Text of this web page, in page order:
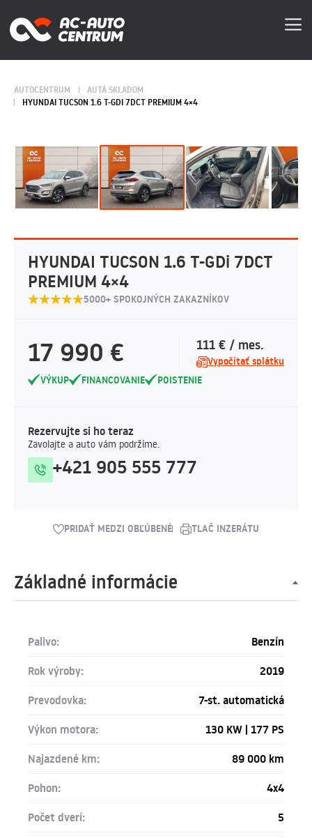
AUTOCENTRUM
AUTÁ SKLADOM
HYUNDAI TUCSON 1.6 T-GDI 7DCT PREMIUM 4×4
Základné informácie
Palivo:
Benzín
Rok výroby:
2019
Prevodovka:
7-st. automatická
Výkon motora:
130 KW | 177 PS
Najazdené km:
89 000 km
Pohon:
4x4
Počet dverí:
5
HYUNDAI TUCSON 1.6 T-GDi 7DCT
PREMIUM 4×4
5000+ SPOKOJNÝCH ZAKAZNÍKOV
17 990 € 111 € / mes.
Vypočítať splátku
VÝKUP
FINANCOVANIE POISTENIE
Rezervujte si ho teraz
Zavolajte a auto vám podržíme.
+421 905 555 777
PRIDAŤ MEDZI OBĽÚBENÉ TLAČ INZERÁTU